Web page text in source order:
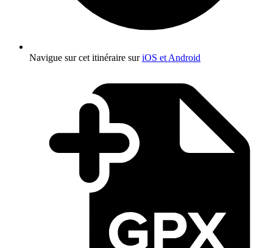
Navigue sur cet itinéraire suriOS et Android